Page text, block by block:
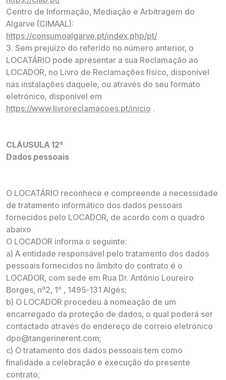
Centro de Informação, Mediação e Arbitragem do
Algarve (CIMAAL):
https://consumoalgarve.pt/index.php/pt/
3. Sem prejuízo do referido no número anterior, o
LOCATÁRIO pode apresentar a sua Reclamação ao
LOCADOR, no Livro de Reclamações físico, disponível
nas instalações daquele, ou através do seu formato
eletrónico, disponível em
https://www.livroreclamacoes.pt/inicio .
CLÁUSULA 12ª
Dados pessoais
O LOCATÁRIO reconhece e compreende a necessidade
de tratamento informático dos dados pessoais
fornecidos pelo LOCADOR, de acordo com o quadro
abaixo
O LOCADOR informa o seguinte:
a) A entidade responsável pelo tratamento dos dados
pessoais fornecidos no âmbito do contrato é o
LOCADOR, com sede em Rua Dr. António Loureiro
Borges, nº2, 1º , 1495-131 Algés;
b) O LOCADOR procedeu à nomeação de um
encarregado da proteção de dados, o qual poderá ser
contactado através do endereço de correio eletrónico
dpo@tangerinerent.com;
c) O tratamento dos dados pessoais tem como
finalidade a celebração e execução do presente
contrato;